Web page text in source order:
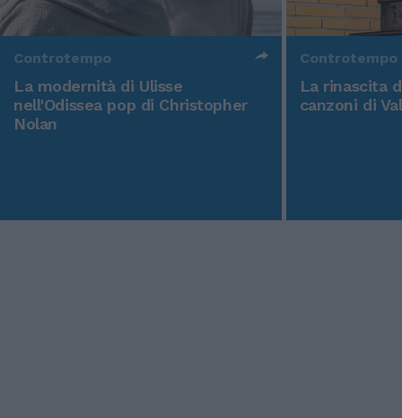
Controtempo
La modernità di Ulisse
nell'Odissea pop di Christopher
Nolan
Controtempo
La rinascita
canzoni di